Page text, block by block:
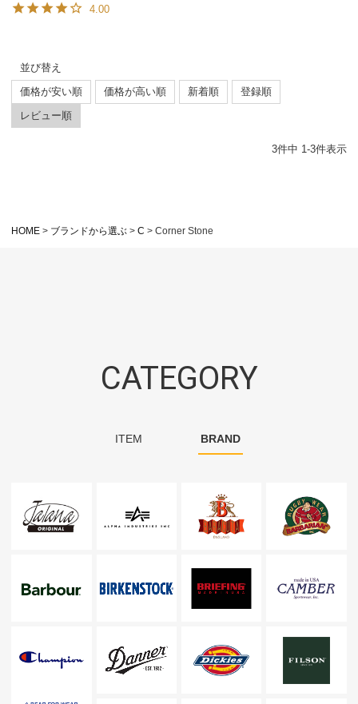
4.00
並び替え
価格が安い順
価格が高い順 新着順
登録順
レビュー順
3件中 1-3件表示
HOME ブランドから選ぶ C Corner Stone
CATEGORY
ITEM BRAND